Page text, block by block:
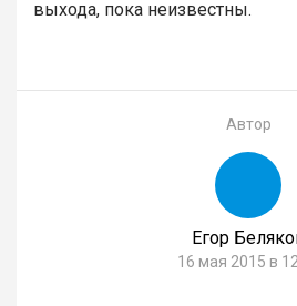
выхода, пока неизвестны.
Автор
Егор
16 мая 2015 в